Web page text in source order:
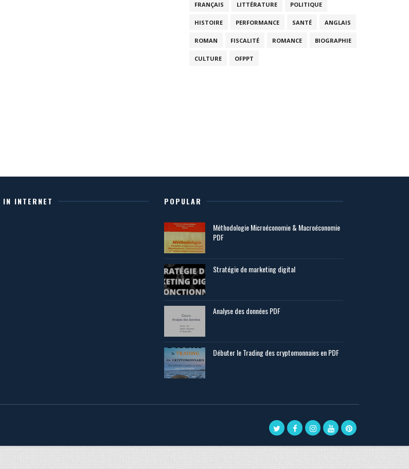
FRANÇAIS LITTÉRATURE POLITIQUE
HISTOIRE PERFORMANCE SANTÉ ANGLAIS
ROMAN FISCALITÉ ROMANCE BIOGRAPHIE
CULTURE OFPPT
IN INTERNET POPULAR
Méthodologie Microéconomie & Macroéconomie
PDF
Stratégie de marketing digital
Analyse des données PDF
Débuter le Trading des cryptomonnaies en PDF